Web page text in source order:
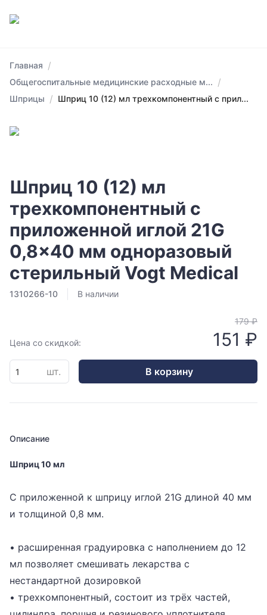
Главная /
Общегоспитальные медицинские расходные м... /
Шприцы / Шприц 10 (12) мл трехкомпонентный с прил...
Шприц 10 (12) мл
трехкомпонентный с
приложенной иглой 21G
0,8x40 мм одноразовый
стерильный Vogt Medical
1310266-10 В наличии
Цена со скидкой:
179 ₽
151 ₽
шт. В корзину
Описание
Шприц 10 мл
С приложенной к шприцу иглой 21G длиной 40 мм
и толщиной 0,8 мм.
• расширенная градуировка с наполнением до 12
мл позволяет смешивать лекарства с
нестандартной дозировкой
• трехкомпонентный, состоит из трёх частей,